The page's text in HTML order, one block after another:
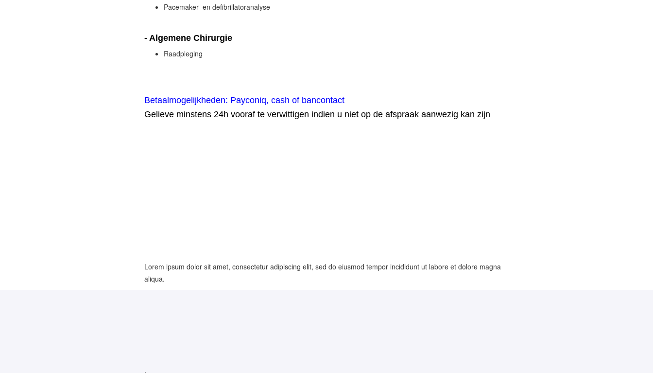
Pacemaker- en defibrillatoranalyse
- Algemene Chirurgie
Raadpleging
Betaalmogelijkheden: Payconiq, cash of bancontact
Gelieve minstens 24h vooraf te verwittigen indien u niet op de afspraak aanwezig kan zijn
Lorem ipsum dolor sit amet, consectetur adipiscing elit, sed do eiusmod tempor incididunt ut labore et dolore magna
aliqua.
.